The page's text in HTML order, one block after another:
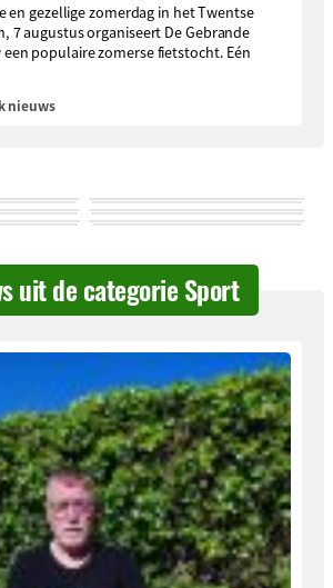
en gezellige zomerdag in het Twentse
7 augustus organiseert De Gebrande
populaire zomerse fietstocht. Eén
nieuws
uit de categorie Sport